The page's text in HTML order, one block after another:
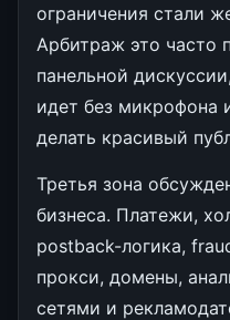
ограничения стали
Арбитраж это часто
панельной
идет без микрофона
делать красивый
Третья зона
бизнеса. Платежи,
postback-логика,
прокси, домены,
сетями и